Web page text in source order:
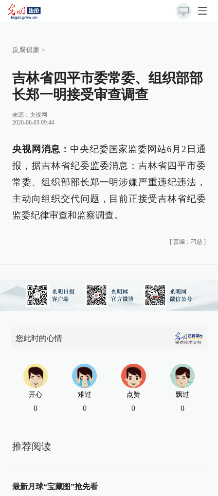
反腐倡廉 >
吉林省四平市委常委、组织部部
长郑一明接受审查调查
来源： 央视网
2026-06-03 09:44
央视网消息： 中央纪委国家监委网站6月2日通
报，据吉林省纪委监委消息：吉林省四平市委
常委、组织部部长郑一明涉嫌严重违纪违法，
主动向组织交代问题，目前正接受吉林省纪委
监委纪律审查和监察调查。
[ 责编：刁慈 ]
您此时的心情
开心
0
难过
0
点赞
0
飘过
0
推荐阅读
最新月球“宝藏图”抢先看